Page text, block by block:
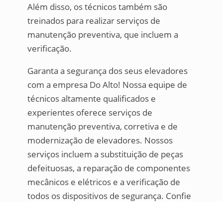
Além disso, os técnicos também são
treinados para realizar serviços de
manutenção preventiva, que incluem a
verificação.
Garanta a segurança dos seus elevadores
com a empresa Do Alto! Nossa equipe de
técnicos altamente qualificados e
experientes oferece serviços de
manutenção preventiva, corretiva e de
modernização de elevadores. Nossos
serviços incluem a substituição de peças
defeituosas, a reparação de componentes
mecânicos e elétricos e a verificação de
todos os dispositivos de segurança. Confie